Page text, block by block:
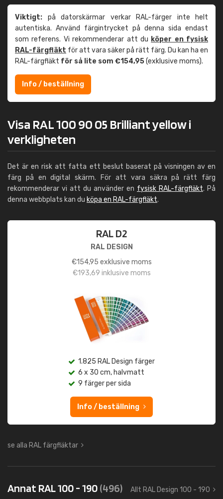
Viktigt: på datorskärmar verkar RAL-färger inte helt
autentiska. Använd färgintrycket på denna sida endast
som referens. Vi rekommenderar att du köper en fysisk
RAL-färgfläkt för att vara säker på rätt färg. Du kan ha en
RAL-färgfläkt för så lite som €154,95(exklusive moms).
Info / beställning
Visa RAL 100 90 05 Brilliant yellow i
verkligheten
Det är en risk att fatta ett beslut baserat på visningen av en
färg på en digital skärm. För att vara säkra på rätt färg
rekommenderar vi att du använder en fysisk RAL-färgfläkt. På
denna webbplats kan du köpa en RAL-färgfläkt.
RAL D2
RAL DESIGN
€154,95 exklusive moms
€193,69 inklusive moms
1.825 RAL Design färger
6 x 30 cm, halvmatt
9 färger per sida
Info / beställning
se alla RAL färgfläktar
Annat RAL 100 - 190(496) Allt RAL Design 100 - 190